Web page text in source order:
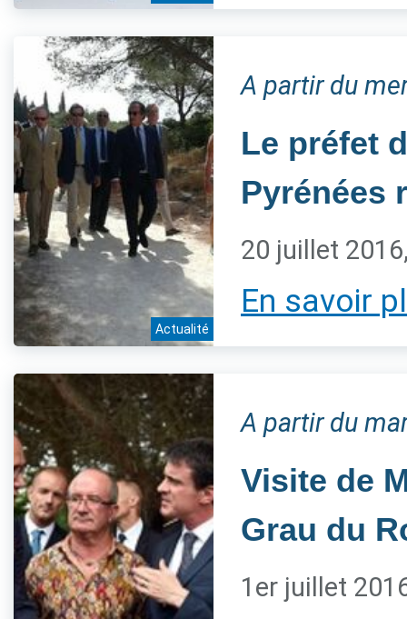
Actualité
A partir du
Le préfet
Pyrénées
20 juillet
En savoir
A partir du
Visite de
Grau du
1er juillet